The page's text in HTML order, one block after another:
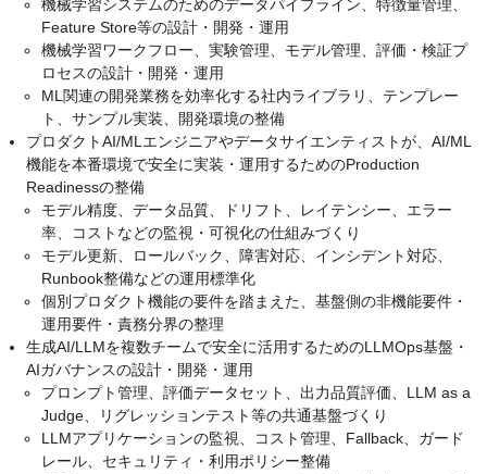
機械学習システムのためのデータパイプライン、特徴量管理、
Feature Store等の設計・開発・運用
機械学習ワークフロー、実験管理、モデル管理、評価・検証プ
ロセスの設計・開発・運用
ML関連の開発業務を効率化する社内ライブラリ、テンプレー
ト、サンプル実装、開発環境の整備
プロダクトAI/MLエンジニアやデータサイエンティストが、AI/ML
機能を本番環境で安全に実装・運用するためのProduction
Readinessの整備
モデル精度、データ品質、ドリフト、レイテンシー、エラー
率、コストなどの監視・可視化の仕組みづくり
モデル更新、ロールバック、障害対応、インシデント対応、
Runbook整備などの運用標準化
個別プロダクト機能の要件を踏まえた、基盤側の非機能要件・
運用要件・責務分界の整理
生成AI/LLMを複数チームで安全に活用するためのLLMOps基盤・
AIガバナンスの設計・開発・運用
プロンプト管理、評価データセット、出力品質評価、LLM as a
Judge、リグレッションテスト等の共通基盤づくり
LLMアプリケーションの監視、コスト管理、Fallback、ガード
レール、セキュリティ・利用ポリシー整備